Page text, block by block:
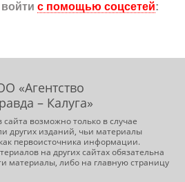
с помощью соцсетей:
«Агентство
– Калуга»
возможно только в случае
других изданий, чьи материалы
первоисточника информации.
на других сайтах обязательна
материалы, либо на главную страницу